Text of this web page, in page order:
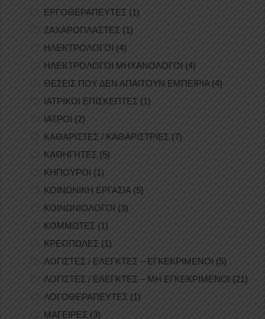
ΕΡΓΟΘΕΡΑΠΕΥΤΕΣ (1)
ΖΑΧΑΡΟΠΛΑΣΤΕΣ (1)
ΗΛΕΚΤΡΟΛΟΓΟΙ (4)
ΗΛΕΚΤΡΟΛΟΓΟΙ ΜΗΧΑΝΟΛΟΓΟΙ (4)
ΘΕΣΕΙΣ ΠΟΥ ΔΕΝ ΑΠΑΙΤΟΥΝ ΕΜΠΕΙΡΙΑ (4)
ΙΑΤΡΙΚΟΙ ΕΠΙΣΚΕΠΤΕΣ (1)
ΙΑΤΡΟΙ (2)
ΚΑΘΑΡΙΣΤΕΣ / ΚΑΘΑΡΙΣΤΡΙΕΣ (7)
ΚΑΘΗΓΗΤΕΣ (5)
ΚΗΠΟΥΡΟΙ (1)
ΚΟΙΝΩΝΙΚΗ ΕΡΓΑΣΙΑ(5)
ΚΟΙΝΩΝΙΟΛΟΓΟΙ (3)
ΚΟΜΜΩΤΕΣ (1)
ΚΡΕΟΠΩΛΕΣ (1)
ΛΟΓΙΣΤΕΣ / ΕΛΕΓΚΤΕΣ – ΕΓΚΕΚΡΙΜΕΝΟΙ (5)
ΛΟΓΙΣΤΕΣ / ΕΛΕΓΚΤΕΣ – ΜΗ ΕΓΚΕΚΡΙΜΕΝΟΙ (21)
ΛΟΓΟΘΕΡΑΠΕΥΤΕΣ (1)
ΜΑΓΕΙΡΕΣ (3)